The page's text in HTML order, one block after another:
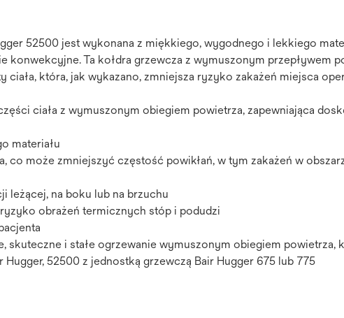
52500 jest wykonana z miękkiego, wygodnego i lekkiego
Ta kołdra grzewcza z wymuszonym przepływem
ciała, która, jak wykazano, zmniejsza ryzyko zakażeń miejsca
ciała z wymuszonym obiegiem powietrza, zapewniająca
materiału
co może zmniejszyć częstość powikłań, w tym zakażeń w
leżącej, na boku lub na brzuchu
obrażeń termicznych stóp i podudzi
skuteczne i stałe ogrzewanie wymuszonym obiegiem powietrza,
52500 z jednostką grzewczą Bair Hugger 675 lub 775